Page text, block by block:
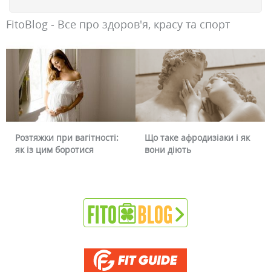
FitoBlog - Все про здоров'я, красу та спорт
Розтяжки при вагітності:
як із цим боротися
Що таке афродизіаки і як
вони діють